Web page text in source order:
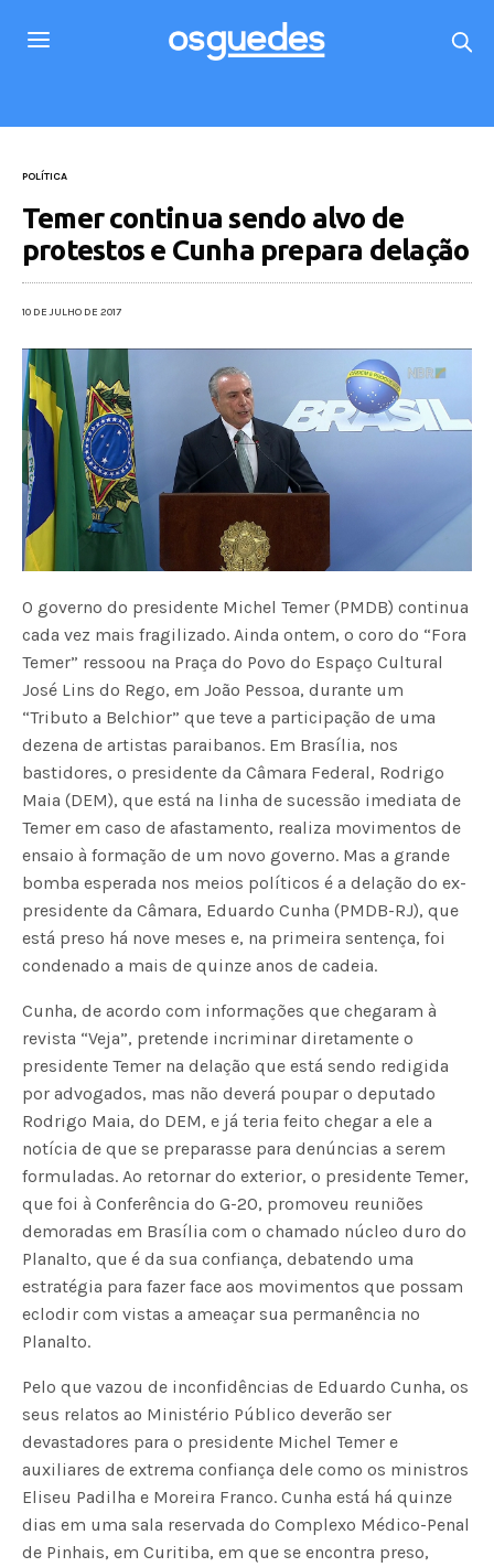
POLÍTICA
Temer continua sendo alvo de
protestos e Cunha prepara delação
10 DE JULHO DE 2017
O governo do presidente Michel Temer (PMDB) continua
cada vez mais fragilizado. Ainda ontem, o coro do “Fora
Temer” ressoou na Praça do Povo do Espaço Cultural
José Lins do Rego, em João Pessoa, durante um
“Tributo a Belchior” que teve a participação de uma
dezena de artistas paraibanos. Em Brasília, nos
bastidores, o presidente da Câmara Federal, Rodrigo
Maia (DEM), que está na linha de sucessão imediata de
Temer em caso de afastamento, realiza movimentos de
ensaio à formação de um novo governo. Mas a grande
bomba esperada nos meios políticos é a delação do ex-
presidente da Câmara, Eduardo Cunha (PMDB-RJ), que
está preso há nove meses e, na primeira sentença, foi
condenado a mais de quinze anos de cadeia.
Cunha, de acordo com informações que chegaram à
revista “Veja”, pretende incriminar diretamente o
presidente Temer na delação que está sendo redigida
por advogados, mas não deverá poupar o deputado
Rodrigo Maia, do DEM, e já teria feito chegar a ele a
notícia de que se preparasse para denúncias a serem
formuladas. Ao retornar do exterior, o presidente Temer,
que foi à Conferência do G-20, promoveu reuniões
demoradas em Brasília com o chamado núcleo duro do
Planalto, que é da sua confiança, debatendo uma
estratégia para fazer face aos movimentos que possam
eclodir com vistas a ameaçar sua permanência no
Planalto.
Pelo que vazou de inconfidências de Eduardo Cunha, os
seus relatos ao Ministério Público deverão ser
devastadores para o presidente Michel Temer e
auxiliares de extrema confiança dele como os ministros
Eliseu Padilha e Moreira Franco. Cunha está há quinze
dias em uma sala reservada do Complexo Médico-Penal
de Pinhais, em Curitiba, em que se encontra preso,